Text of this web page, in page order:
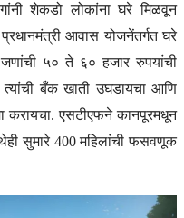
शेकडो लोकांना घरे मिळवून
आवास योजनेंतर्गत घरे
जणांची ५० ते ६० हजार रुपयांची
बँक खाती उघडायचा आणि
करायचा. एसटीएफने कानपूरमधून
सुमारे 400 महिलांची फसवणूक